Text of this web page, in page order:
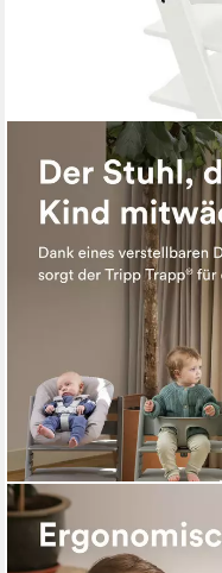
STOKKE
Hochstuhl Tripp Trapp
299,00 €